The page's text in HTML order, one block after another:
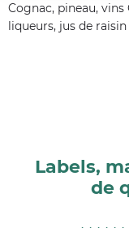
Cognac, pineau, vins
liqueurs, jus de
Labels,
de